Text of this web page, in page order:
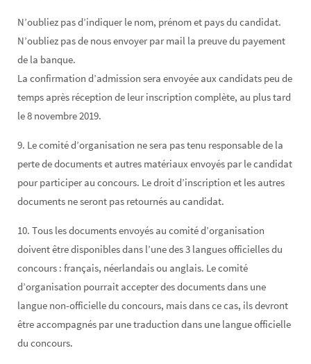
N’oubliez pas d’indiquer le nom, prénom et pays du candidat.
N’oubliez pas de nous envoyer par mail la preuve du payement
de la banque.
La confirmation d’admission sera envoyée aux candidats peu de
temps après réception de leur inscription complète, au plus tard
le 8 novembre 2019.
9. Le comité d’organisation ne sera pas tenu responsable de la
perte de documents et autres matériaux envoyés par le candidat
pour participer au concours. Le droit d’inscription et les autres
documents ne seront pas retournés au candidat.
10. Tous les documents envoyés au comité d’organisation
doivent être disponibles dans l’une des 3 langues officielles du
concours : français, néerlandais ou anglais. Le comité
d’organisation pourrait accepter des documents dans une
langue non-officielle du concours, mais dans ce cas, ils devront
être accompagnés par une traduction dans une langue officielle
du concours.